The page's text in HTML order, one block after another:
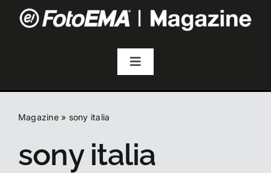
Toggle
Fotografia
Magazine» sony italia
sony italia